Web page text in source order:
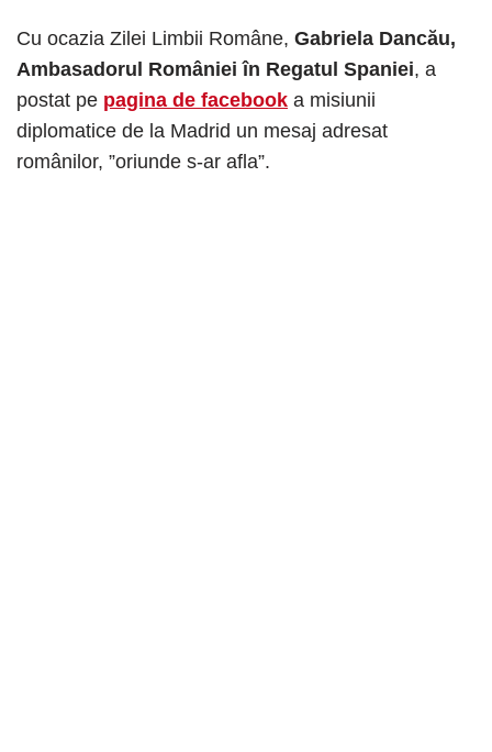
Cu ocazia Zilei Limbii Române, Gabriela Dancău,
Ambasadorul României în Regatul Spaniei, a
postat pe pagina de facebook a misiunii
diplomatice de la Madrid un mesaj adresat
românilor, ”oriunde s-ar afla”.